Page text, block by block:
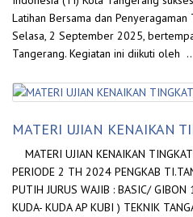
Latihan Bersama dan Penyeragaman
Selasa, 2 September 2025,
Tangerang. Kegiatan ini diikuti oleh
MATERI UJIAN KENAIKAN
MATERI UJIAN KENAIKAN
PERIODE 2 TH 2024 PENGKAB
PUTIH JURUS WAJIB : BASIC/ GIBON
KUDA- KUDA AP KUBI ) TEKNIK